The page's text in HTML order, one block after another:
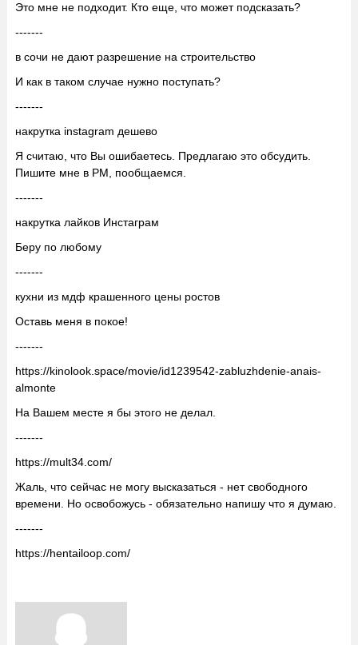
Это мне не подходит. Кто еще, что может подсказать?
-------
в сочи не дают разрешение на строительство
И как в таком случае нужно поступать?
-------
накрутка instagram дешево
Я считаю, что Вы ошибаетесь. Предлагаю это обсудить.
Пишите мне в PM, пообщаемся.
-------
накрутка лайков Инстаграм
Беру по любому
-------
кухни из мдф крашенного цены ростов
Оставь меня в покое!
-------
https://kinolook.space/movie/id1239542-zabluzhdenie-anais-
almonte
На Вашем месте я бы этого не делал.
-------
https://mult34.com/
Жаль, что сейчас не могу высказаться - нет свободного
времени. Но освобожусь - обязательно напишу что я думаю.
-------
https://hentailoop.com/